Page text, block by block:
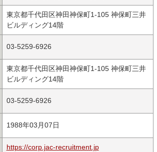
東京都千代田区神田神保町1-105 神保町三井
ビルディング14階
03-5259-6926
東京都千代田区神田神保町1-105 神保町三井
ビルディング14階
03-5259-6926
1988年03月07日
https://corp.jac-recruitment.jp